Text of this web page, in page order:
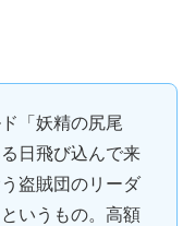
「妖精の尻尾
日飛び込んで来
盗賊団のリーダ
いうもの。高額